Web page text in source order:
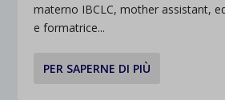
materno IBCLC, mother assistant,
e formatrice...
PER SAPERNE DI PIÙ